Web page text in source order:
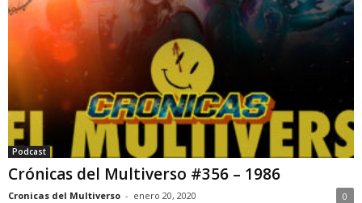
Podcast
Crónicas del Multiverso #356 – 1986
Cronicas del Multiverso - enero 20, 2020 0